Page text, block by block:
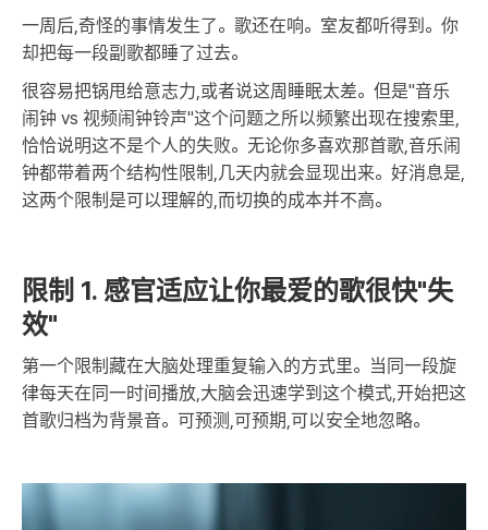
一周后,奇怪的事情发生了。歌还在响。室友都听得到。你
却把每一段副歌都睡了过去。
很容易把锅甩给意志力,或者说这周睡眠太差。但是"音乐
闹钟 vs 视频闹钟铃声"这个问题之所以频繁出现在搜索里,
恰恰说明这不是个人的失败。无论你多喜欢那首歌,音乐闹
钟都带着两个结构性限制,几天内就会显现出来。好消息是,
这两个限制是可以理解的,而切换的成本并不高。
限制 1. 感官适应让你最爱的歌很快"失
效"
第一个限制藏在大脑处理重复输入的方式里。当同一段旋
律每天在同一时间播放,大脑会迅速学到这个模式,开始把这
首歌归档为背景音。可预测,可预期,可以安全地忽略。